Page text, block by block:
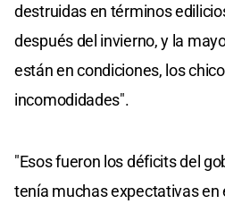
destruidas en términos
después del invierno, y la
están en condiciones, los
incomodidades".
"Esos fueron los déficits del
tenía muchas expectativas en